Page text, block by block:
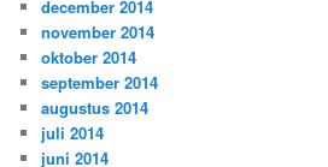
december 2014
november 2014
oktober 2014
september 2014
augustus 2014
juli 2014
juni 2014